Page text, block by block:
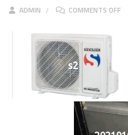
ADMIN COMMENTS OFF
s2